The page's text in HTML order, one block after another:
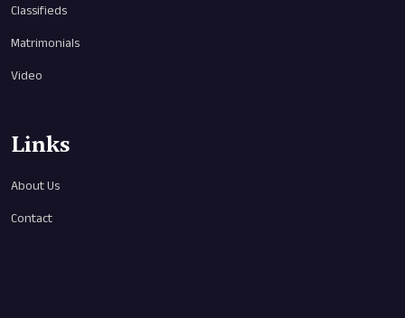
Classifieds
Matrimonials
Video
Links
About Us
Contact